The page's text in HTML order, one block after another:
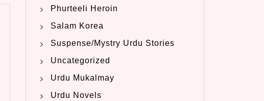
Phurteeli Heroin
Salam Korea
Suspense/Mystry Urdu Stories
Uncategorized
Urdu Mukalmay
Urdu Novels